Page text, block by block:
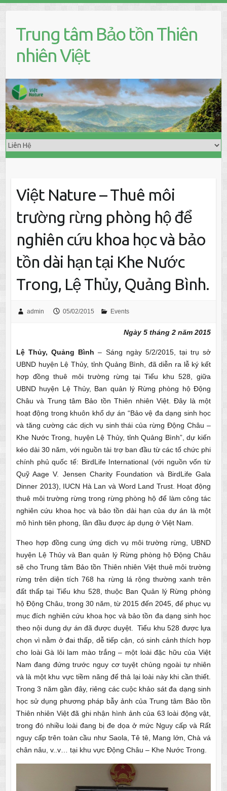
Trung tâm Bảo tồn Thiên
nhiên Việt
Việt Nature – Thuê môi
trường rừng phòng hộ để
nghiên cứu khoa học và bảo
tồn dài hạn tại Khe Nước
Trong, Lệ Thủy, Quảng Bình.
admin 05/02/2015 Events
Ngày 5 tháng 2 năm 2015
Lệ Thủy, Quảng Bình – Sáng ngày 5/2/2015, tại trụ sở
UBND huyện Lệ Thủy, tỉnh Quảng Bình, đã diễn ra lễ ký kết
hợp đồng thuê môi trường rừng tại Tiểu khu 528, giữa
UBND huyện Lệ Thủy, Ban quản lý Rừng phòng hộ Động
Châu và Trung tâm Bảo tồn Thiên nhiên Việt. Đây là một
hoạt động trong khuôn khổ dự án “Bảo vệ đa dạng sinh học
và tăng cường các dịch vụ sinh thái của rừng Động Châu –
Khe Nước Trong, huyện Lệ Thủy, tỉnh Quảng Bình”, dự kiến
kéo dài 30 năm, với nguồn tài trợ ban đầu từ các tổ chức phi
chính phủ quốc tế: BirdLife International (với nguồn vốn từ
Quỹ Aage V. Jensen Charity Foundation và BirdLife Gala
Dinner 2013), IUCN Hà Lan và Word Land Trust. Hoạt động
thuê môi trường rừng trong rừng phòng hộ để làm công tác
nghiên cứu khoa học và bảo tồn dài hạn của dự án là một
mô hình tiên phong, lần đầu được áp dụng ở Việt Nam.
Theo hợp đồng cung ứng dịch vụ môi trường rừng, UBND
huyện Lệ Thủy và Ban quản lý Rừng phòng hộ Động Châu
sẽ cho Trung tâm Bảo tồn Thiên nhiên Việt thuê môi trường
rừng trên diện tích 768 ha rừng lá rộng thường xanh trên
đất thấp tại Tiểu khu 528, thuộc Ban Quản lý Rừng phòng
hộ Động Châu, trong 30 năm, từ 2015 đến 2045, để phục vụ
mục đích nghiên cứu khoa học và bảo tồn đa dạng sinh học
theo nội dung dự án đã được duyệt. Tiểu khu 528 được lựa
chọn vì nằm ở đai thấp, dễ tiếp cận, có sinh cảnh thích hợp
cho loài Gà lôi lam mào trắng – một loài đặc hữu của Việt
Nam đang đứng trước nguy cơ tuyệt chủng ngoài tự nhiên
và là một khu vực tiềm năng để thả lại loài này khi cần thiết.
Trong 3 năm gần đây, riêng các cuộc khảo sát đa dạng sinh
học sử dụng phương pháp bẫy ảnh của Trung tâm Bảo tồn
Thiên nhiên Việt đã ghi nhận hình ảnh của 63 loài động vật,
trong đó nhiều loài đang bị đe dọa ở mức Nguy cấp và Rất
nguy cấp trên toàn cầu như Saola, Tê tê, Mang lớn, Chà vá
chân nâu, v..v… tại khu vực Động Châu – Khe Nước Trong.